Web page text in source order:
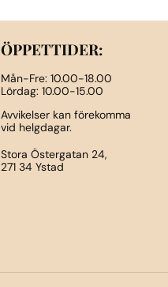
har
ÖPPETTIDER:
Mån-Fre: 10.00-18.00
Lördag: 10.00-15.00
Avvikelser kan förekomma
vid helgdagar.
Stora Östergatan 24,
271 34 Ystad